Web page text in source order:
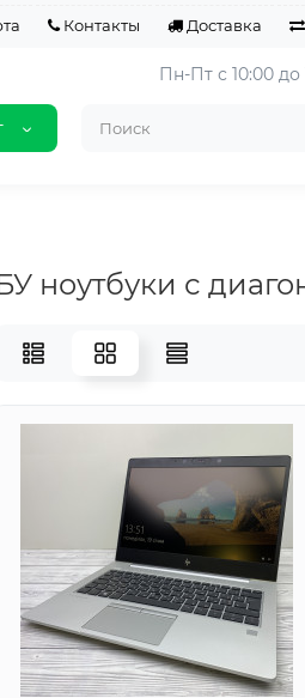
Контакты Доставка
Пн-Пт с 10:00 до
ноутбуки с